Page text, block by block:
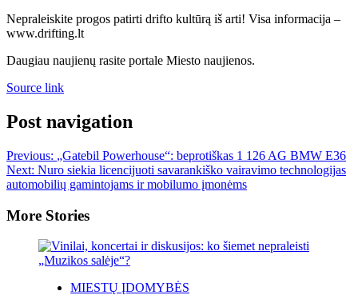
Nepraleiskite progos patirti drifto kultūrą iš arti! Visa informacija –
www.drifting.lt
Daugiau naujienų rasite portale Miesto naujienos.
Source link
Post navigation
Previous: „Gatebil Powerhouse“: beprotiškas 1 126 AG BMW E36
Next: Nuro siekia licencijuoti savarankiško vairavimo technologijas
automobilių gamintojams ir mobilumo įmonėms
More Stories
MIESTŲ ĮDOMYBĖS